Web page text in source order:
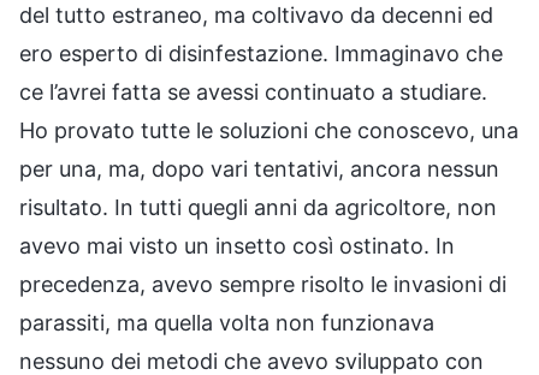
del tutto estraneo, ma coltivavo da decenni ed
ero esperto di disinfestazione. Immaginavo che
ce l’avrei fatta se avessi continuato a studiare.
Ho provato tutte le soluzioni che conoscevo, una
per una, ma, dopo vari tentativi, ancora nessun
risultato. In tutti quegli anni da agricoltore, non
avevo mai visto un insetto così ostinato. In
precedenza, avevo sempre risolto le invasioni di
parassiti, ma quella volta non funzionava
nessuno dei metodi che avevo sviluppato con